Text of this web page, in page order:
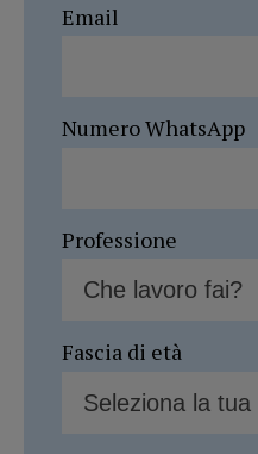
Email
Numero WhatsApp
Professione
Fascia di età